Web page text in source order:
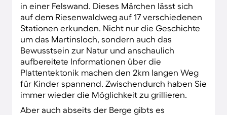
in einer Felswand. Dieses Märchen lässt sich
auf dem Riesenwaldweg auf 17 verschiedenen
Stationen erkunden. Nicht nur die Geschichte
um das Martinsloch, sondern auch das
Bewusstsein zur Natur und anschaulich
aufbereitete Informationen über die
Plattentektonik machen den 2km langen Weg
für Kinder spannend. Zwischendurch haben Sie
immer wieder die Möglichkeit zu grillieren.
Aber auch abseits der Berge gibts es